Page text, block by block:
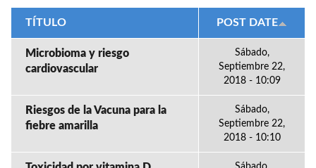
TÍTULO POST DATE
Microbioma y riesgo
cardiovascular
Sábado,
Septiembre 22,
2018 - 10:09
Riesgos de la Vacuna para la
fiebre amarilla
Sábado,
Septiembre 22,
2018 - 10:10